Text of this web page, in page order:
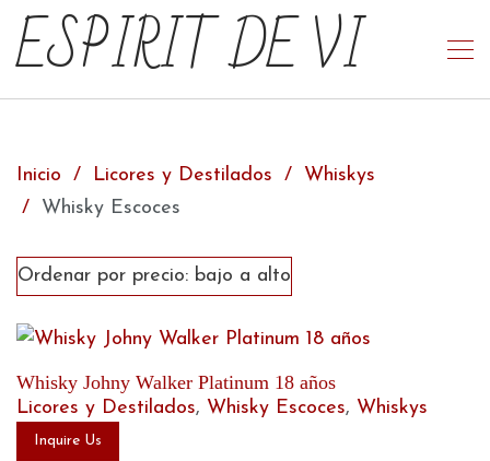
ESPIRIT DE VI
Inicio Licores y Destilados
Whiskys
Whisky Escoces
Whisky Johny Walker Platinum 18 años
Licores y Destilados, Whisky Escoces, Whiskys
Inquire Us